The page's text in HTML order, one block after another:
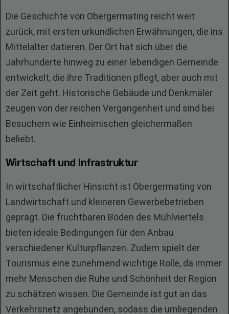
Die Geschichte von Obergermating reicht weit
zurück, mit ersten urkundlichen Erwähnungen, die ins
Mittelalter datieren. Der Ort hat sich über die
Jahrhunderte hinweg zu einer lebendigen Gemeinde
entwickelt, die ihre Traditionen pflegt, aber auch mit
der Zeit geht. Historische Gebäude und Denkmäler
zeugen von der reichen Vergangenheit und sind bei
Besuchern wie Einheimischen gleichermaßen
beliebt.
Wirtschaft und Infrastruktur
In wirtschaftlicher Hinsicht ist Obergermating von
Landwirtschaft und kleineren Gewerbebetrieben
geprägt. Die fruchtbaren Böden des Mühlviertels
bieten ideale Bedingungen für den Anbau
verschiedener Kulturpflanzen. Zudem spielt der
Tourismus eine zunehmend wichtige Rolle, da immer
mehr Menschen die Ruhe und Schönheit der Region
zu schätzen wissen. Die Gemeinde ist gut an das
Verkehrsnetz angebunden, sodass die umliegenden